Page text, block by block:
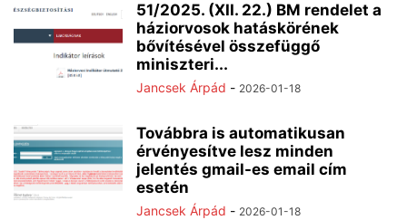
51/2025. (XII. 22.) BM rendelet a
háziorvosok hatáskörének
bővítésével összefüggő
miniszteri...
Jancsek Árpád - 2026-01-18
Továbbra is automatikusan
érvényesítve lesz minden
jelentés gmail-es email cím
esetén
Jancsek Árpád - 2026-01-18